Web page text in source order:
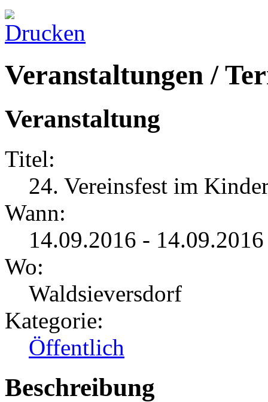
Veranstaltungen /
Veranstaltung
Titel:
24. Vereinsfest im
Wann:
14.09.2016 -
Wo:
Waldsieversdorf
Kategorie:
Öffentlich
Beschreibung